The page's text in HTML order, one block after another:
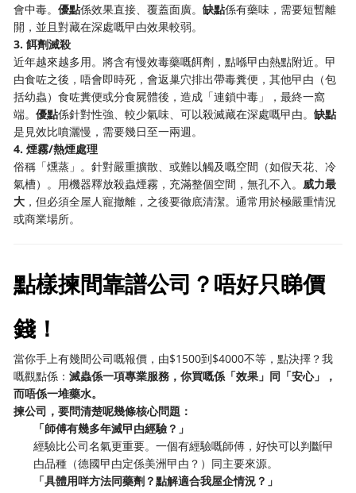
會中毒。優點係效果直接、覆蓋面廣。缺點係有藥味，需要短暫離
開，並且對藏在深處嘅曱甴效果較弱。
3. 餌劑滅殺
近年越來越多用。將含有慢效毒藥嘅餌劑，點喺曱甴熱點附近。曱
甴食咗之後，唔會即時死，會返巢穴排出帶毒糞便，其他曱甴（包
括幼蟲）食咗糞便或分食屍體後，造成「連鎖中毒」，最終一窩
端。優點係針對性強、較少氣味、可以殺滅藏在深處嘅曱甴。缺點
是見效比噴灑慢，需要幾日至一兩週。
4. 煙霧/熱煙處理
俗稱「燻蒸」。針對嚴重擴散、或難以觸及嘅空間（如假天花、冷
氣槽）。用機器釋放殺蟲煙霧，充滿整個空間，無孔不入。威力最
大 ，但必須全屋人寵撤離，之後要徹底清潔。通常用於極嚴重情況
或商業場所。
點樣揀間靠譜公司？唔好只睇價
錢！
當你手上有幾間公司嘅報價，由$1500到$4000不等，點決擇？我
嘅觀點係：滅蟲係一項專業服務，你買嘅係「效果」同「安心」，
而唔係一堆藥水。
揀公司，要問清楚呢幾條核心問題：
「師傅有幾多年滅曱甴經驗？」
經驗比公司名氣更重要。一個有經驗嘅師傅，好快可以判斷曱
甴品種（德國曱甴定係美洲曱甴？）同主要來源。
「具體用咩方法同藥劑？點解適合我屋企情況？」